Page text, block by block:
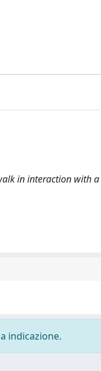
in interaction with
indicazione.